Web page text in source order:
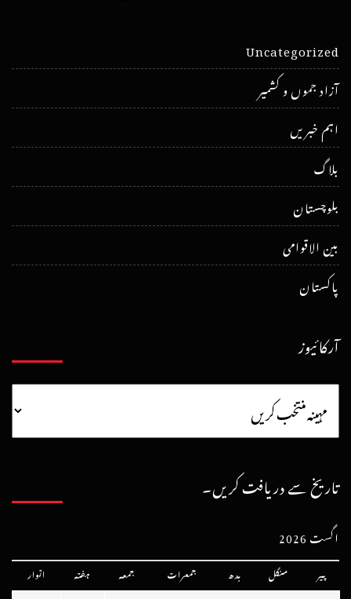
Uncategorized
آزاد جموں و کشمیر
اہم خبریں
بلاگ
بلوچستان
بین الاقوامی
پاکستان
آرکائیوز
تاریخ سے دریافت کریں۔
اگست 2026
پیر منگل بدھ جمعرات جمعہ ہفتہ اتوار